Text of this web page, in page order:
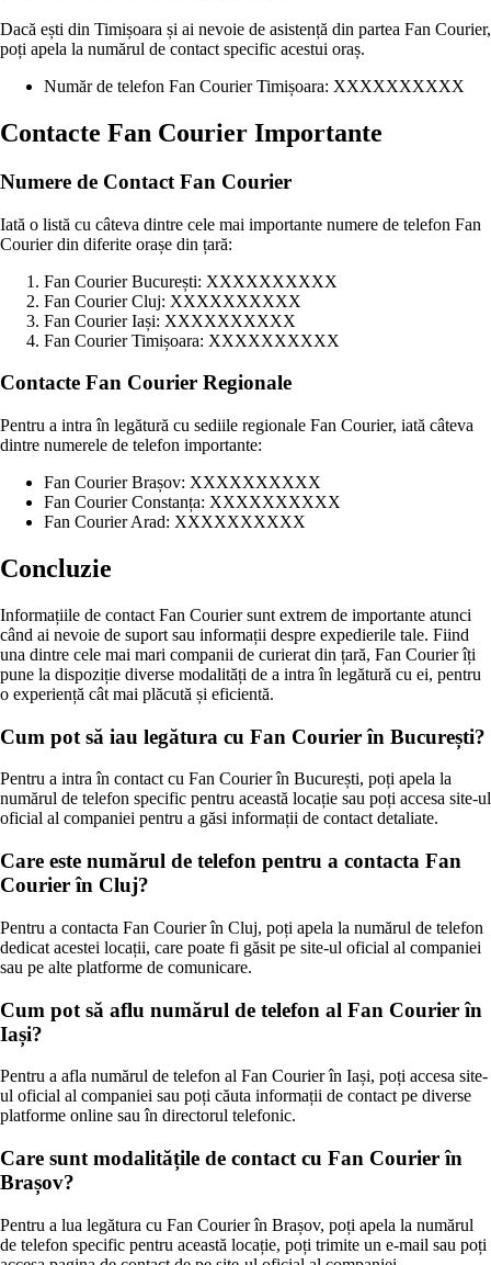
Dacă ești din Timișoara și ai nevoie de asistență din partea Fan Courier,
poți apela la numărul de contact specific acestui oraș.
Număr de telefon Fan Courier Timișoara: XXXXXXXXXX
Contacte Fan Courier Importante
Numere de Contact Fan Courier
Iată o listă cu câteva dintre cele mai importante numere de telefon Fan
Courier din diferite orașe din țară:
Fan Courier București: XXXXXXXXXX
Fan Courier Cluj: XXXXXXXXXX
Fan Courier Iași: XXXXXXXXXX
Fan Courier Timișoara: XXXXXXXXXX
Contacte Fan Courier Regionale
Pentru a intra în legătură cu sediile regionale Fan Courier, iată câteva
dintre numerele de telefon importante:
Fan Courier Brașov: XXXXXXXXXX
Fan Courier Constanța: XXXXXXXXXX
Fan Courier Arad: XXXXXXXXXX
Concluzie
Informațiile de contact Fan Courier sunt extrem de importante atunci
când ai nevoie de suport sau informații despre expedierile tale. Fiind
una dintre cele mai mari companii de curierat din țară, Fan Courier îți
pune la dispoziție diverse modalități de a intra în legătură cu ei, pentru
o experiență cât mai plăcută și eficientă.
Cum pot să iau legătura cu Fan Courier în București?
Pentru a intra în contact cu Fan Courier în București, poți apela la
numărul de telefon specific pentru această locație sau poți accesa site-ul
oficial al companiei pentru a găsi informații de contact detaliate.
Care este numărul de telefon pentru a contacta Fan
Courier în Cluj?
Pentru a contacta Fan Courier în Cluj, poți apela la numărul de telefon
dedicat acestei locații, care poate fi găsit pe site-ul oficial al companiei
sau pe alte platforme de comunicare.
Cum pot să aflu numărul de telefon al Fan Courier în
Iași?
Pentru a afla numărul de telefon al Fan Courier în Iași, poți accesa site-
ul oficial al companiei sau poți căuta informații de contact pe diverse
platforme online sau în directorul telefonic.
Care sunt modalitățile de contact cu Fan Courier în
Brașov?
Pentru a lua legătura cu Fan Courier în Brașov, poți apela la numărul
de telefon specific pentru această locație, poți trimite un e-mail sau poți